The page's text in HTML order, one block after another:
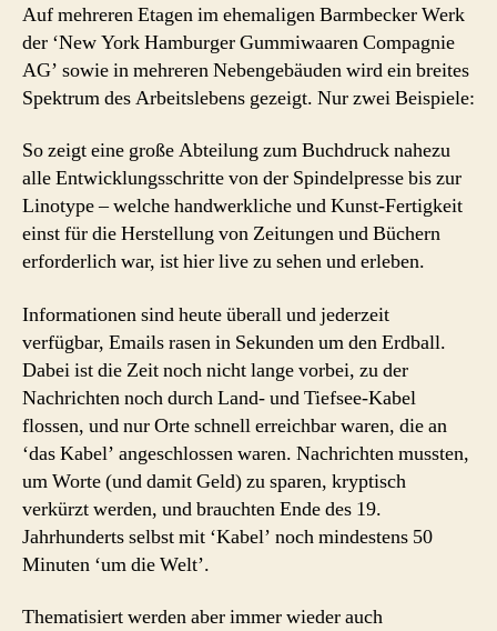
Auf mehreren Etagen im ehemaligen Barmbecker Werk
der ‘New York Hamburger Gummiwaaren Compagnie
AG’ sowie in mehreren Nebengebäuden wird ein breites
Spektrum des Arbeitslebens gezeigt. Nur zwei Beispiele:
So zeigt eine große Abteilung zum Buchdruck nahezu
alle Entwicklungsschritte von der Spindelpresse bis zur
Linotype – welche handwerkliche und Kunst-Fertigkeit
einst für die Herstellung von Zeitungen und Büchern
erforderlich war, ist hier live zu sehen und erleben.
Informationen sind heute überall und jederzeit
verfügbar, Emails rasen in Sekunden um den Erdball.
Dabei ist die Zeit noch nicht lange vorbei, zu der
Nachrichten noch durch Land- und Tiefsee-Kabel
flossen, und nur Orte schnell erreichbar waren, die an
‘das Kabel’ angeschlossen waren. Nachrichten mussten,
um Worte (und damit Geld) zu sparen, kryptisch
verkürzt werden, und brauchten Ende des 19.
Jahrhunderts selbst mit ‘Kabel’ noch mindestens 50
Minuten ‘um die Welt’.
Thematisiert werden aber immer wieder auch